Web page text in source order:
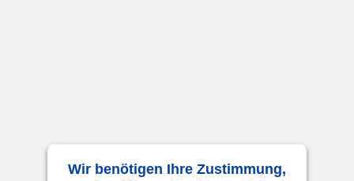
Wir benötigen Ihre Zustimmung,